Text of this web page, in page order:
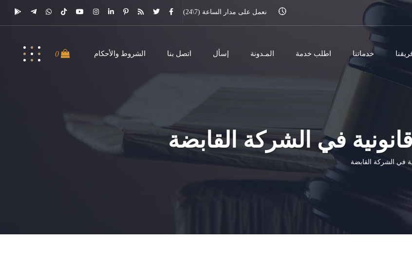
نعمل على مدار الساعة (7\24)
خدماتنا اطلب خدمة المـدونة إسأل اتصل بنا الشروط والأحكام 0
في الشركة القابضة
في الشركة القابضة